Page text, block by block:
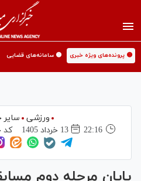
🟡 پرونده‌های ویژه خبری 🟡 سامانه‌های قضایی
ورزشی
سایر
22:16
13 خرداد 1405 کد
پایان مرحله دوم